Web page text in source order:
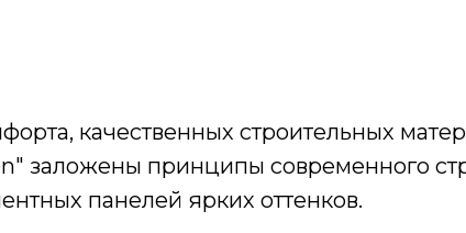
качественных строительных
заложены принципы современного
панелей ярких оттенков.